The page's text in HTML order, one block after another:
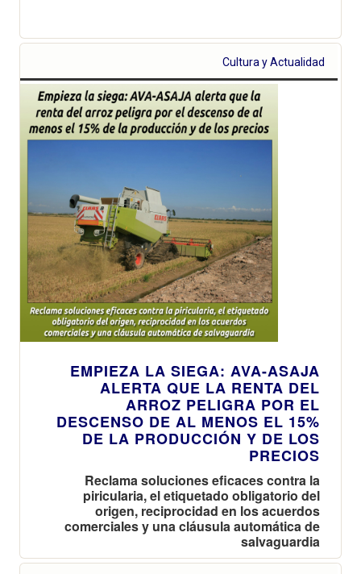
Cultura y Actualidad
EMPIEZA LA SIEGA: AVA-ASAJA
ALERTA QUE LA RENTA DEL
ARROZ PELIGRA POR EL
DESCENSO DE AL MENOS EL 15%
DE LA PRODUCCIÓN Y DE LOS
PRECIOS
Reclama soluciones eficaces contra la
piricularia, el etiquetado obligatorio del
origen, reciprocidad en los acuerdos
comerciales y una cláusula automática de
salvaguardia